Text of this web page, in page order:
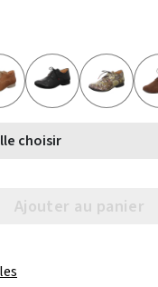
Select Taille choisir
Ajouter au panier